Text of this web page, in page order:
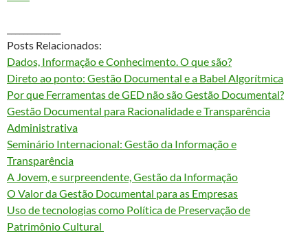
Posts Relacionados:
Dados, Informação e Conhecimento. O que são?
Direto ao ponto: Gestão Documental e a Babel Algorítmica
Por que Ferramentas de GED não são Gestão Documental?
Gestão Documental para Racionalidade e Transparência
Administrativa
Seminário Internacional: Gestão da Informação e
Transparência
A Jovem, e surpreendente, Gestão da Informação
O Valor da Gestão Documental para as Empresas
Uso de tecnologias como Política de Preservação de
Patrimônio Cultural